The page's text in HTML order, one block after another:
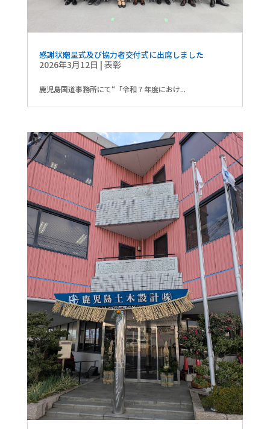
感謝状贈呈式及び協力者交付式に出席しました
2026年3月12日 | 表彰
鹿児島国道事務所にて“「令和７年度におけ...